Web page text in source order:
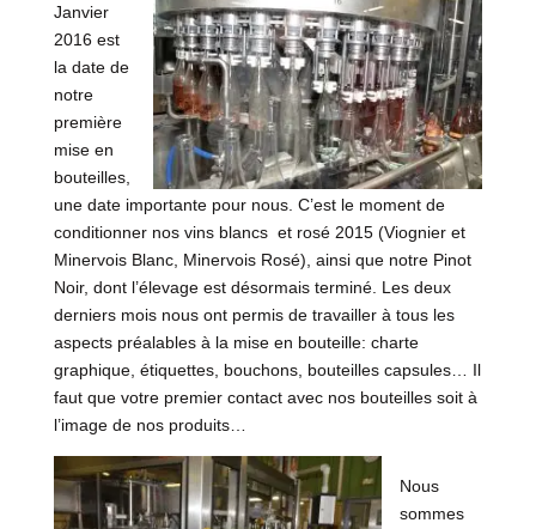
Janvier
2016 est
la date de
notre
première
mise en
bouteilles,
une date importante pour nous. C’est le moment de
conditionner nos vins blancs et rosé 2015 (Viognier et
Minervois Blanc, Minervois Rosé), ainsi que notre Pinot
Noir, dont l’élevage est désormais terminé. Les deux
derniers mois nous ont permis de travailler à tous les
aspects préalables à la mise en bouteille: charte
graphique, étiquettes, bouchons, bouteilles capsules… Il
faut que votre premier contact avec nos bouteilles soit à
l’image de nos produits…
Nous
sommes